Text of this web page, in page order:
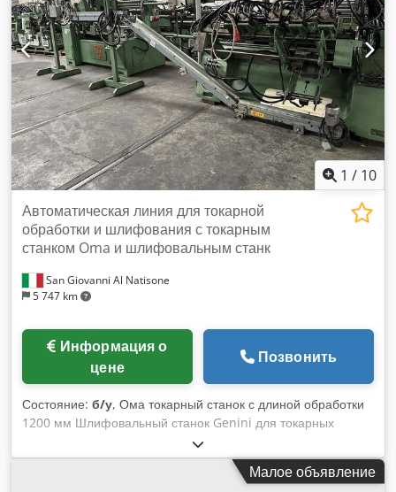
1 / 10
San Giovanni Al Natisone
5 747 km
Автоматическая линия для токарной
обработки и шлифования с токарным
станком Oma и шлифовальным станк
цене
Позвонить
Состояние: б/у, Ома токарный станок с длиной обработки
1200 мм Шлифовальный станок Genini для токарных
изделий длиной 1200 мм Csdpozfyzvofx Acierf
Автоматические соединительные ленты для выгрузки с
токарного станка и загрузки шлифовального станка
Малое объявление